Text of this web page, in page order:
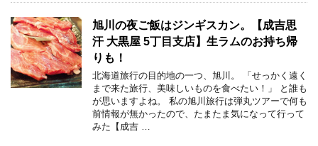
旭川の夜ご飯はジンギスカン。【成吉思
汗 大黒屋 5丁目支店】生ラムのお持ち帰
りも！
北海道旅行の目的地の一つ、旭川。 「せっかく遠く
まで来た旅行、美味しいものを食べたい！」 と誰も
が思いますよね。 私の旭川旅行は弾丸ツアーで何も
前情報が無かったので、たまたま気になって行って
みた【成吉 …